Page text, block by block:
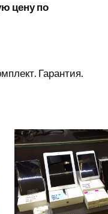
цену по
Гарантия.